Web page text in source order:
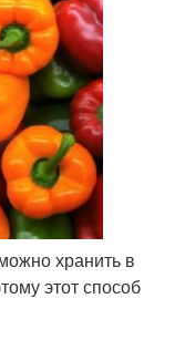
хранить в
этот способ